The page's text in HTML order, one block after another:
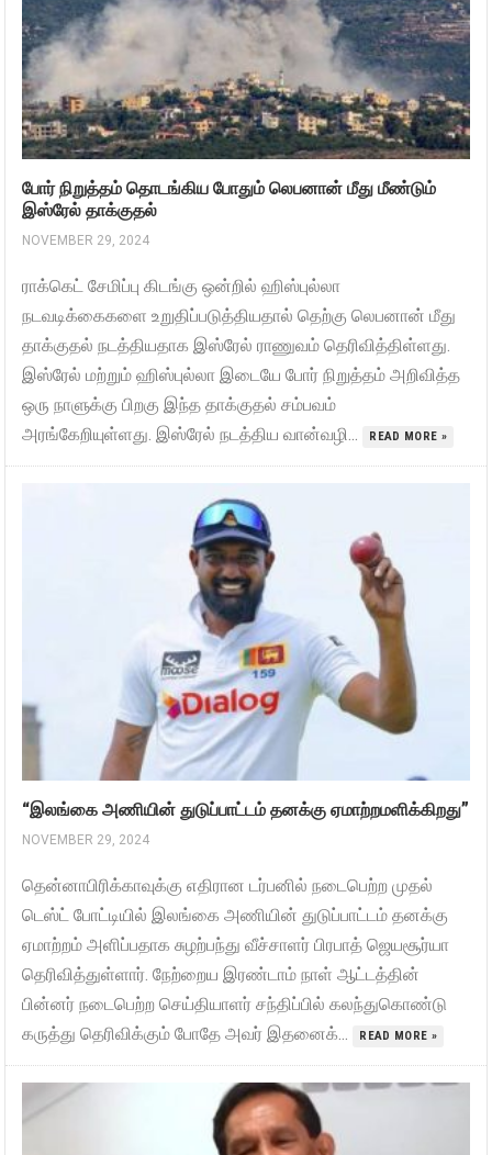
போர் நிறுத்தம் தொடங்கிய போதும் லெபனான் மீது மீண்டும்
இஸ்ரேல் தாக்குதல்
NOVEMBER 29, 2024
ராக்கெட் சேமிப்பு கிடங்கு ஒன்றில் ஹிஸ்புல்லா
நடவடிக்கைகளை உறுதிப்படுத்தியதால் தெற்கு லெபனான் மீது
தாக்குதல் நடத்தியதாக இஸ்ரேல் ராணுவம் தெரிவித்திள்ளது.
இஸ்ரேல் மற்றும் ஹிஸ்புல்லா இடையே போர் நிறுத்தம் அறிவித்த
ஒரு நாளுக்கு பிறகு இந்த தாக்குதல் சம்பவம்
அரங்கேறியுள்ளது. இஸ்ரேல் நடத்திய வான்வழி...
READ MORE »
“இலங்கை அணியின் துடுப்பாட்டம் தனக்கு ஏமாற்றமளிக்கிறது”
NOVEMBER 29, 2024
தென்னாபிரிக்காவுக்கு எதிரான டர்பனில் நடைபெற்ற முதல்
டெஸ்ட் போட்டியில் இலங்கை அணியின் துடுப்பாட்டம் தனக்கு
ஏமாற்றம் அளிப்பதாக சுழற்பந்து வீச்சாளர் பிரபாத் ஜெயசூர்யா
தெரிவித்துள்ளார். நேற்றைய இரண்டாம் நாள் ஆட்டத்தின்
பின்னர் நடைபெற்ற செய்தியாளர் சந்திப்பில் கலந்துகொண்டு
கருத்து தெரிவிக்கும் போதே அவர் இதனைக்...
READ MORE »